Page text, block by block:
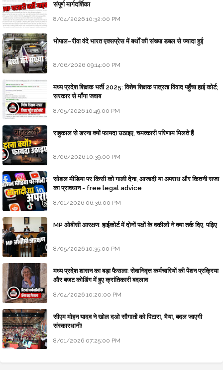
संपूर्ण मार्गदर्शिका
8/04/2026 10:32:00 PM
भोपाल–रीवा वंदे भारत एक्सप्रेस में बर्थों की संख्या डबल से ज्यादा हुई
8/06/2026 09:14:00 PM
मध्य प्रदेश शिक्षक भर्ती 2025: विशेष शिक्षक पात्रता विवाद पहुँचा हाई कोर्ट;
सरकार से माँगा जवाब
8/05/2026 10:49:00 PM
राहुकाल से डरना क्यों फायदा उठाइए, चमत्कारी परिणाम मिलते हैं
8/06/2026 10:39:00 PM
सोशल मीडिया पर किसी को गाली देना, आजादी या अपराध और कितनी सजा
का प्रावधान - free legal advice
8/01/2026 06:36:00 PM
MP ओबीसी आरक्षण: हाईकोर्ट में दोनों पक्षों के वकीलों ने क्या तर्क दिए, पढ़िए
8/05/2026 10:35:00 PM
मध्य प्रदेश शासन का बड़ा फैसला: सेवानिवृत्त कर्मचारियों की पेंशन प्रक्रिया
और बजट कोडिंग में हुए क्रांतिकारी बदलाव
8/04/2026 10:20:00 PM
सीएम मोहन यादव ने खोल दओ सौगातों को पिटारा, भैया, बदल जाएगी
संस्कारधानी!
8/01/2026 07:25:00 PM